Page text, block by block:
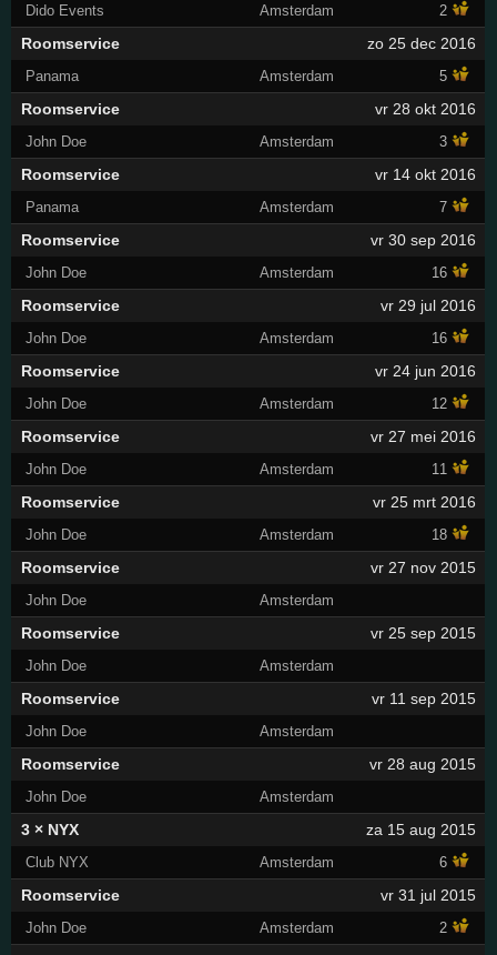
Dido Events Amsterdam 2
Roomservice zo 25 dec 2016
Panama Amsterdam 5
Roomservice vr 28 okt 2016
John Doe Amsterdam 3
Roomservice vr 14 okt 2016
Panama Amsterdam 7
Roomservice vr 30 sep 2016
John Doe Amsterdam 16
Roomservice vr 29 jul 2016
John Doe Amsterdam 16
Roomservice vr 24 jun 2016
John Doe Amsterdam 12
Roomservice vr 27 mei 2016
John Doe Amsterdam 11
Roomservice vr 25 mrt 2016
John Doe Amsterdam 18
Roomservice vr 27 nov 2015
John Doe Amsterdam
Roomservice vr 25 sep 2015
John Doe Amsterdam
Roomservice vr 11 sep 2015
John Doe Amsterdam
Roomservice vr 28 aug 2015
John Doe Amsterdam
3 × NYX za 15 aug 2015
Club NYX Amsterdam 6
Roomservice vr 31 jul 2015
John Doe Amsterdam 2